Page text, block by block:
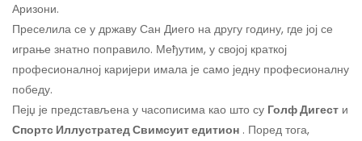
Аризони.
Преселила се у државу Сан Диего на другу годину, где јој се
играње знатно поправило. Међутим, у својој краткој
професионалној каријери имала је само једну професионалну
победу.
Пејџ је представљена у часописима као што су Голф Дигест и
Спортс Иллустратед Свимсуит едитион . Поред тога,